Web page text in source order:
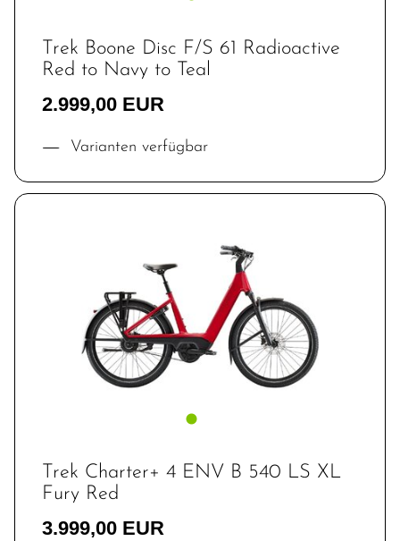
Trek Boone Disc F/S 61 Radioactive
Red to Navy to Teal
2.999,00 EUR
Varianten verfügbar
Trek Charter+ 4 ENV B 540 LS XL
Fury Red
3.999,00 EUR